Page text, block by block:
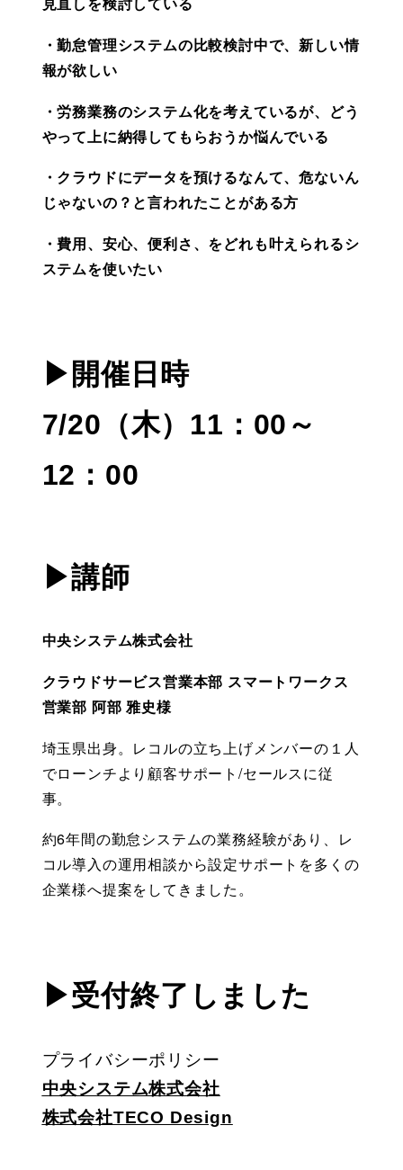
・勤怠管理システムの比較検討中で、新しい情
報が欲しい
・労務業務のシステム化を考えているが、どう
やって上に納得してもらおうか悩んでいる
・クラウドにデータを預けるなんて、危ないん
じゃないの？と言われたことがある方
・費用、安心、便利さ、をどれも叶えられるシ
ステムを使いたい
▶開催日時
7/20（木）11：00～
12：00
▶講師
中央システム株式会社
クラウドサービス営業本部 スマートワークス
営業部 阿部 雅史様
埼玉県出身。レコルの立ち上げメンバーの１人
でローンチより顧客サポート/セールスに従
事。
約6年間の勤怠システムの業務経験があり、レ
コル導入の運用相談から設定サポートを多くの
企業様へ提案をしてきました。
▶受付終了しました
プライバシーポリシー
中央システム株式会社
株式会社TECO Design